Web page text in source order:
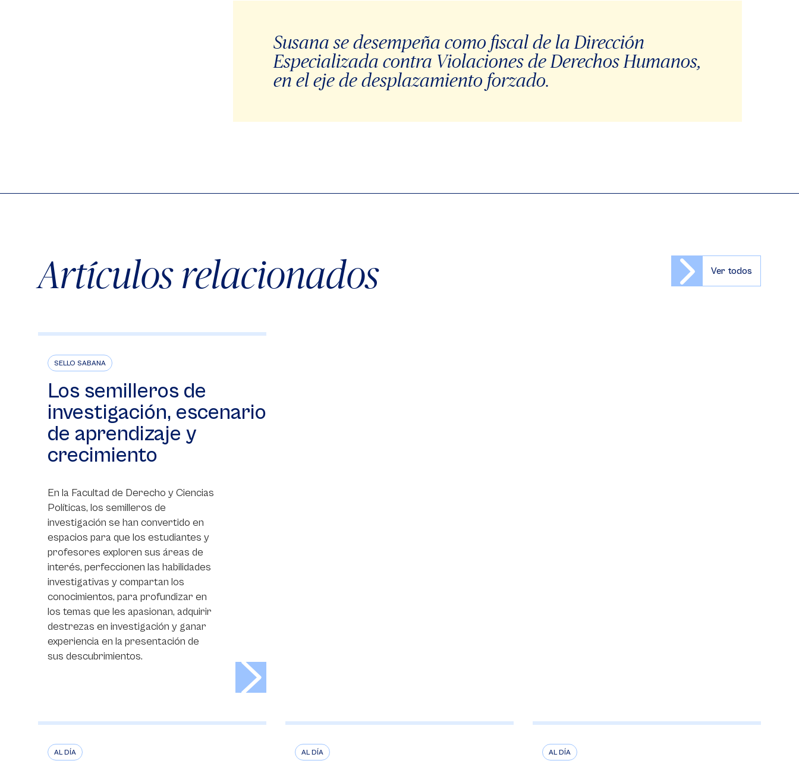
Susana se desempeña como fiscal de la Dirección
Especializada contra Violaciones de Derechos Humanos,
en el eje de desplazamiento forzado.
Artículos relacionados Ver todos
SELLO SABANA
Los semilleros de
investigación, escenario
de aprendizaje y
crecimiento
En la Facultad de Derecho y Ciencias
Políticas, los semilleros de
investigación se han convertido en
espacios para que los estudiantes y
profesores exploren sus áreas de
interés, perfeccionen las habilidades
investigativas y compartan los
conocimientos, para profundizar en
los temas que les apasionan, adquirir
destrezas en investigación y ganar
experiencia en la presentación de
sus descubrimientos.
AL DÍA AL DÍA AL DÍA